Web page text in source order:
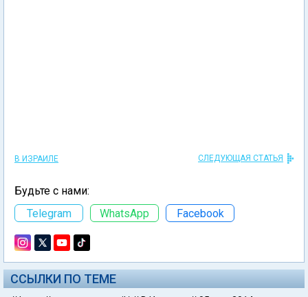
В ИЗРАИЛЕ СЛЕДУЮЩАЯ СТАТЬЯ
Будьте с нами:
Telegram
WhatsApp Facebook
ССЫЛКИ ПО ТЕМЕ